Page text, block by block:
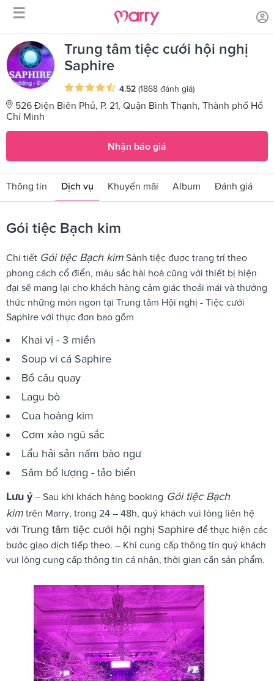
☰
Trang chủ Sản phẩm dịch vụ / Gói tiệc Bạch kim
Trung tâm tiệc cưới hội nghị
Saphire
4.52 (1868 đánh giá)
526 Điện Biên Phủ, P. 21, Quận Bình Thạnh, Thành phố Hồ
Chí Minh
Nhận báo giá
Thông tin Dịch vụ Khuyến mãi Album Đánh giá
Gói tiệc Bạch kim
Chi tiết Gói tiệc Bạch kim Sảnh tiệc được trang trí theo
phong cách cổ điển, màu sắc hài hoà cũng với thiết bị hiện
đại sẽ mang lại cho khách hàng cảm giác thoải mái và thưởng
thức những món ngon tại Trung tâm Hội nghị - Tiệc cưới
Saphire với thực đơn bao gồm
Khai vị - 3 miền
Soup vi cá Saphire
Bồ câu quay
Lagu bò
Cua hoàng kim
Cơm xào ngũ sắc
Lẩu hải sản nấm bào ngư
Sâm bổ lượng - tảo biển
Lưu ý– Sau khi khách hàng booking Gói tiệc Bạch
kim trên Marry, trong 24 – 48h, quý khách vui lòng liên hệ
với Trung tâm tiệc cưới hội nghị Saphire để thực hiện các
bước giao dịch tiếp theo. – Khi cung cấp thông tin quý khách
vui lòng cung cấp thông tin cá nhân, thời gian cần sản phẩm.